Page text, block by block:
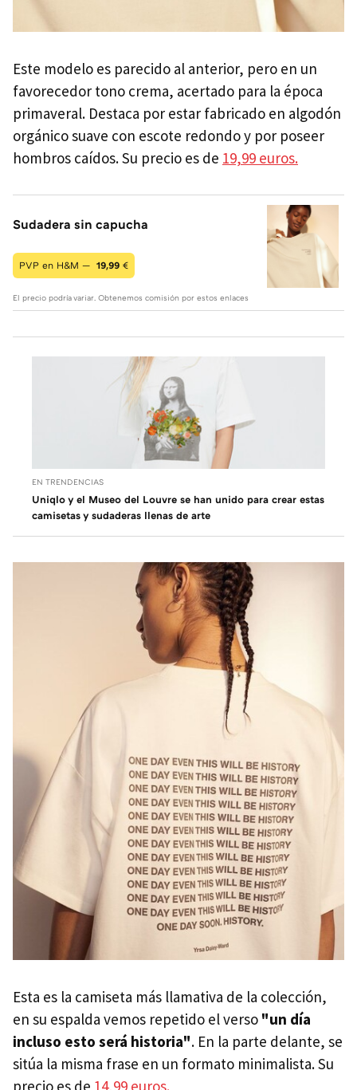
Este modelo es parecido al anterior, pero en un
favorecedor tono crema, acertado para la época
primaveral. Destaca por estar fabricado en algodón
orgánico suave con escote redondo y por poseer
hombros caídos. Su precio es de 19,99 euros.
Sudadera sin capucha
PVP en H&M — 19,99 €
El precio podría variar. Obtenemos comisión por estos enlaces
EN TRENDENCIAS
Uniqlo y el Museo del Louvre se han unido para crear estas
camisetas y sudaderas llenas de arte
Esta es la camiseta más llamativa de la colección,
en su espalda vemos repetido el verso "un día
incluso esto será historia". En la parte delante, se
sitúa la misma frase en un formato minimalista. Su
precio es de 14,99 euros.